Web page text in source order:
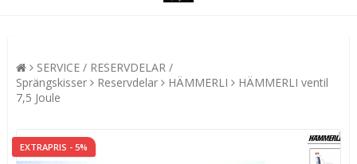
SERVICE / RESERVDELAR /
Sprängskisser
Reservdelar HÄMMERLI
HÄMMERLI ventil
7,5 Joule
EXTRAPRIS - 5%